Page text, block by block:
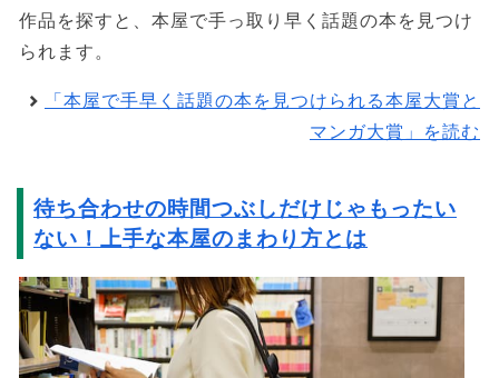
作品を探すと、本屋で手っ取り早く話題の本を見つけ
られます。
「本屋で手早く話題の本を見つけられる本屋大賞と
マンガ大賞」を読む
待ち合わせの時間つぶしだけじゃもったい
ない！上手な本屋のまわり方とは